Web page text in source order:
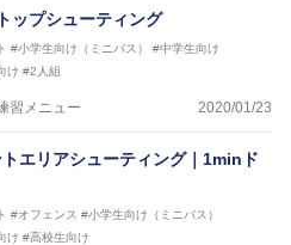
ップシューティング
#小学生向け（ミニバス）
#中学生向け
け #2人組
習メニュー 2020/01/23
エリアシューティング｜1minド
#オフェンス #小学生向け（ミニバス）
け #高校生向け